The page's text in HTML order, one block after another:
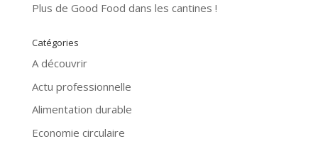
Plus de Good Food dans les cantines !
Catégories
A découvrir
Actu professionnelle
Alimentation durable
Economie circulaire